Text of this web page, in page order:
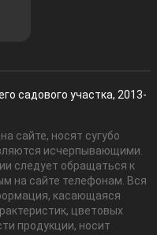
садового участка, 2013-
сайте, носят сугубо
исчерпывающими.
следует обращаться к
на сайте телефонам. Вся
касающаяся
цветовых
продукции, носит